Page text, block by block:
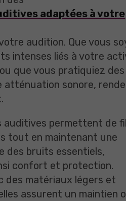
adaptées à votre
audition. Que vous
intenses liés à votre
que vous pratiquiez des
atténuation sonore,
auditives permettent de
tout en maintenant une
des bruits essentiels,
confort et protection.
des matériaux légers et
assurent un maintien